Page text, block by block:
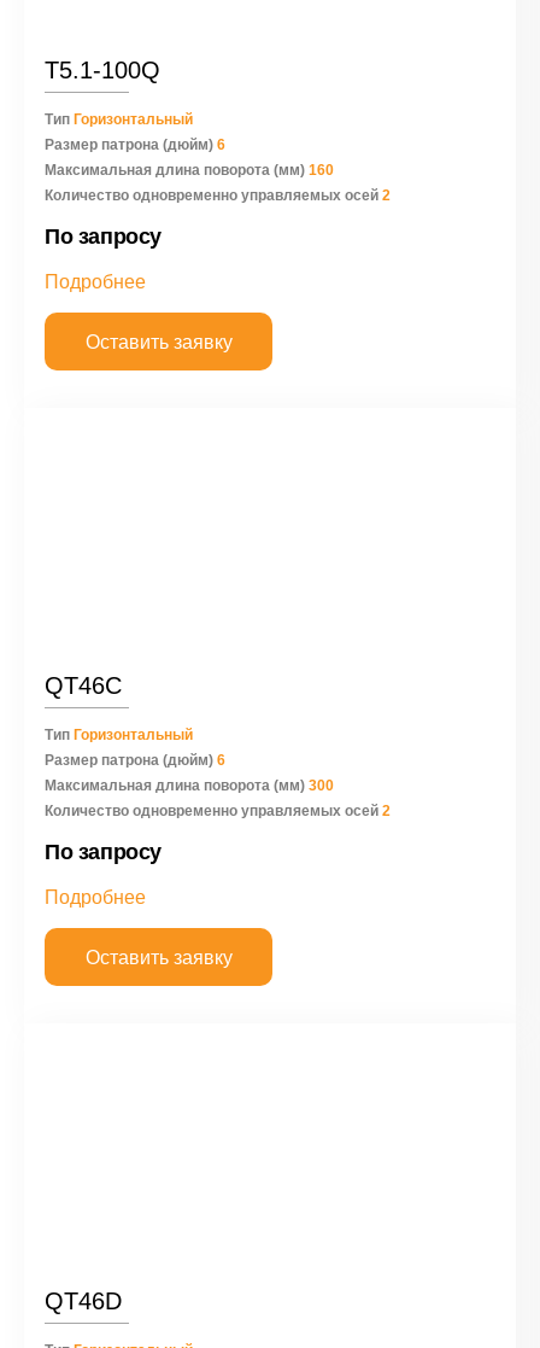
Т5.1-100Q
Тип Горизонтальный
Размер патрона (дюйм) 6
Максимальная длина поворота (мм) 160
Количество одновременно управляемых осей 2
По запросу
Подробнее
Оставить заявку
QT46C
Тип Горизонтальный
Размер патрона (дюйм) 6
Максимальная длина поворота (мм) 300
Количество одновременно управляемых осей 2
По запросу
Подробнее
Оставить заявку
QT46D